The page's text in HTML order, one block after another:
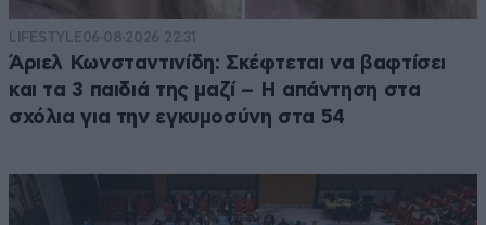
LIFESTYLE06·08·2026 22:31
Άριελ Κωνσταντινίδη: Σκέφτεται να βαφτίσει
και τα 3 παιδιά της μαζί – Η απάντηση στα
σχόλια για την εγκυμοσύνη στα 54